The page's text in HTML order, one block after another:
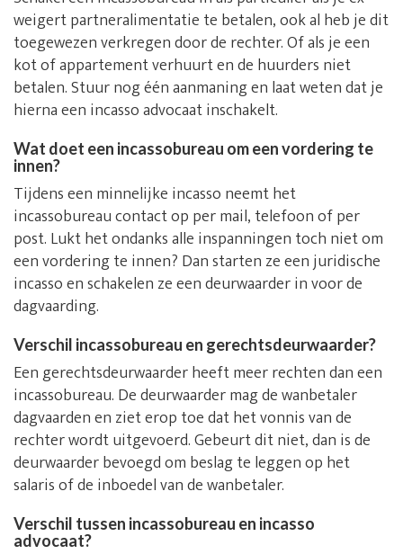
weigert partneralimentatie te betalen, ook al heb je dit
toegewezen verkregen door de rechter. Of als je een
kot of appartement verhuurt en de huurders niet
betalen. Stuur nog één aanmaning en laat weten dat je
hierna een incasso advocaat inschakelt.
Wat doet een incassobureau om een vordering te
innen?
Tijdens een minnelijke incasso neemt het
incassobureau contact op per mail, telefoon of per
post. Lukt het ondanks alle inspanningen toch niet om
een vordering te innen? Dan starten ze een juridische
incasso en schakelen ze een deurwaarder in voor de
dagvaarding.
Verschil incassobureau en gerechtsdeurwaarder?
Een gerechtsdeurwaarder heeft meer rechten dan een
incassobureau. De deurwaarder mag de wanbetaler
dagvaarden en ziet erop toe dat het vonnis van de
rechter wordt uitgevoerd. Gebeurt dit niet, dan is de
deurwaarder bevoegd om beslag te leggen op het
salaris of de inboedel van de wanbetaler.
Verschil tussen incassobureau en incasso
advocaat?